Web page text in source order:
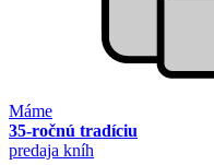
Máme
35-ročnú tradíciu
predaja kníh